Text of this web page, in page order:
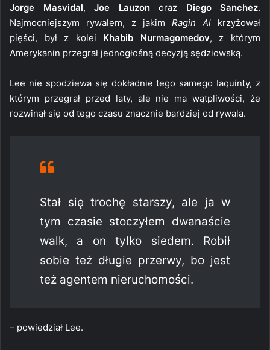
Jorge Masvidal, Joe Lauzonoraz Diego Sanchez.
Najmocniejszym rywalem, z jakim Ragin Al krzyżował
pięści, był z kolei Khabib Nurmagomedov, z którym
Amerykanin przegrał jednogłośną decyzją sędziowską.
Lee nie spodziewa się dokładnie tego samego Iaquinty, z
którym przegrał przed laty, ale nie ma wątpliwości, że
rozwinął się od tego czasu znacznie bardziej od rywala.
Stał się trochę starszy, ale ja w
tym czasie stoczyłem dwanaście
walk, a on tylko siedem. Robił
sobie też długie przerwy, bo jest
też agentem nieruchomości.
– powiedział Lee.